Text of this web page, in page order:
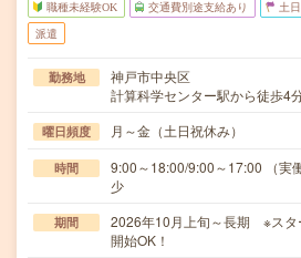
職種未経験OK 交通費別途支給あり 土
派遣
勤務地
神戸市中央区
計算科学センター駅から徒歩4
曜日頻度 月～金（土日祝休み）
時間
9:00～18:00/9:00～17:00 （
少
期間
2026年10月上旬～長期 ※ス
開始OK！